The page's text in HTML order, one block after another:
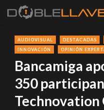
AUDIOVISUAL DESTACADAS
INNOVACIÓN
OPINIÓN
Bancamiga
350
Technovation